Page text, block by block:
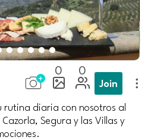
0 0
Join
rutina diaria con nosotros al
Segura y las Villas y